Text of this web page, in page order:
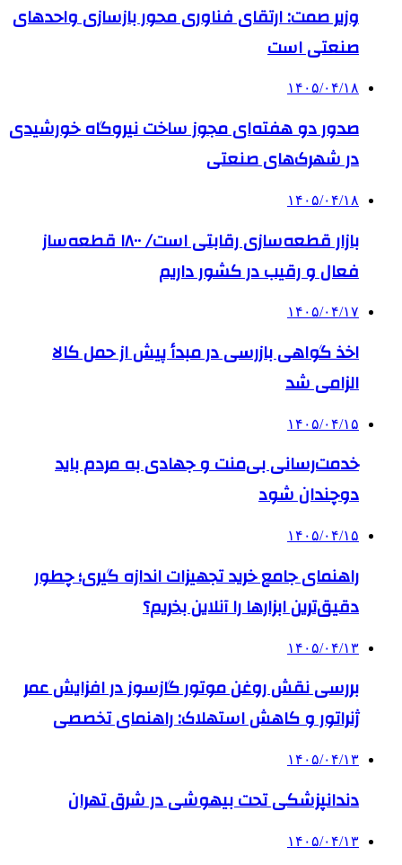
وزیر صمت: ارتقای فناوری محور بازسازی واحدهای
صنعتی است
۱۴۰۵/۰۴/۱۸
صدور دو هفته‌ای مجوز ساخت نیروگاه خورشیدی
در شهرک‌های صنعتی
۱۴۰۵/۰۴/۱۸
بازار قطعه‌سازی رقابتی است/ ۱۸۰۰ قطعه‌ساز
فعال و رقیب در کشور داریم
۱۴۰۵/۰۴/۱۷
اخذ گواهی بازرسی در مبدأ پیش از حمل کالا
الزامی شد
۱۴۰۵/۰۴/۱۵
خدمت‌رسانی بی‌منت و جهادی به مردم باید
دوچندان شود
۱۴۰۵/۰۴/۱۵
راهنمای جامع خرید تجهیزات اندازه گیری؛ چطور
دقیق‌ترین ابزارها را آنلاین بخریم؟
۱۴۰۵/۰۴/۱۳
بررسی نقش روغن موتور گازسوز در افزایش عمر
ژنراتور و کاهش استهلاک: راهنمای تخصصی
۱۴۰۵/۰۴/۱۳
دندانپزشکی تحت بیهوشی در شرق تهران
۱۴۰۵/۰۴/۱۳